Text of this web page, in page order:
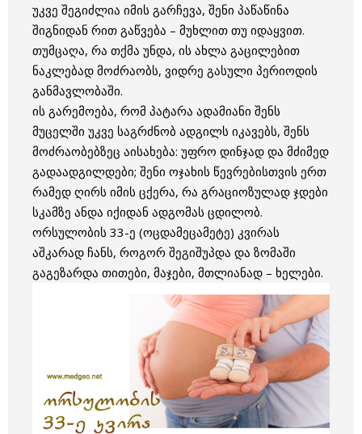
უკვე შეგიძლია იმის გარჩევა, შენი პაწაწინა
შიგნიდან რით გაწვება – მუხლით თუ იდაყვით.
თუმცაღა, რა თქმა უნდა, ის ახლა გაცილებით
ნაკლებად მოძრაობს, ვიდრე გასული პერიოდის
განმავლობაში.
ის გარემოება, რომ პატარა ადამიანი შენს
მუცელში უკვე საგრძნობ ადგილს იკავებს, შენს
მოძრაობებზეც აისახება: უფრო დინჯად და მძიმედ
გადაადგილდები; შენი ოჯახის წევრებისთვის ერთ
რამედ ღირს იმის ცქერა, რა გრაციოზულად ჯდები
სკამზე ანდა იქიდან ადგომას ცდილობ.
ორსულობის 33-ე (ოცდამეცამეტე) კვირას
აშკარად ჩანს, როგორ შეგიშუპდა და ზომაში
გაგეზარდა თითები, მაჯები, მთლიანად – ხელები.